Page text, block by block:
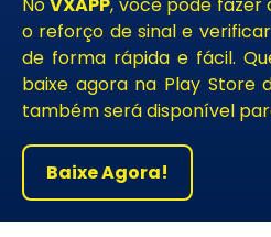
o reforço de sinal e
de forma rápida e fácil.
baixe agora na Play Store
também será disponível
Baixe Agora!